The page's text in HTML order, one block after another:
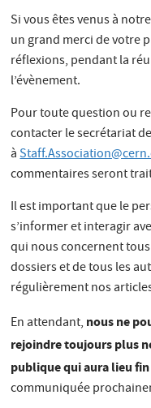
Si vous êtes venus à
un grand merci de votre
réflexions, pendant la
l’évènement.
Pour toute question ou
contacter le secrétariat
à
commentaires seront
Il est important que le
s’informer et interagir
qui nous concernent
dossiers et de tous les
régulièrement nos
En attendant, nous ne
rejoindre toujours plus
publique qui aura lieu
communiquée